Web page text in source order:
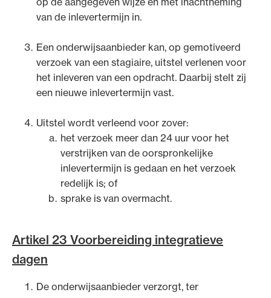
van de inlevertermijn in.
Een onderwijsaanbieder kan, op gemotiveerd
verzoek van een stagiaire, uitstel verlenen voor
het inleveren van een opdracht. Daarbij stelt zij
een nieuwe inlevertermijn vast.
Uitstel wordt verleend voor zover:
het verzoek meer dan 24 uur voor het
verstrijken van de oorspronkelijke
inlevertermijn is gedaan en het verzoek
redelijk is; of
sprake is van overmacht.
Artikel 23 Voorbereiding integratieve
dagen
De onderwijsaanbieder verzorgt, ter